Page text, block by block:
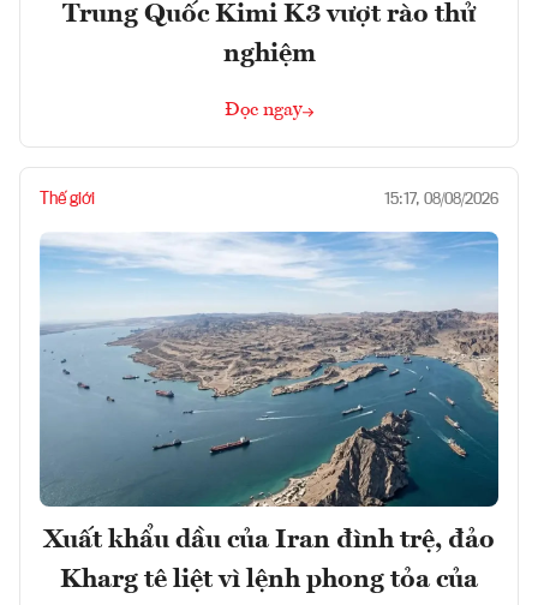
Trung Quốc Kimi K3 vượt rào thử
nghiệm
Đọc ngay
Thế giới 15:17, 08/08/2026
Xuất khẩu dầu của Iran đình trệ, đảo
Kharg tê liệt vì lệnh phong tỏa của